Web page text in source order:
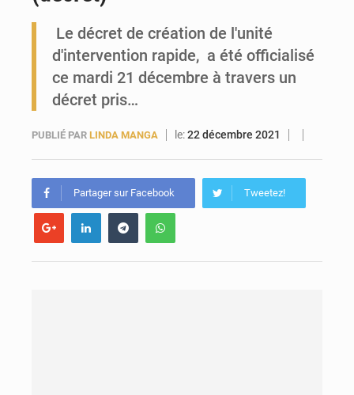
Le décret de création de l'unité
d'intervention rapide, a été officialisé
ce mardi 21 décembre à travers un
décret pris…
PUBLIÉ PAR LINDA MANGA le:22 décembre 2021
Partager sur Facebook Tweetez!